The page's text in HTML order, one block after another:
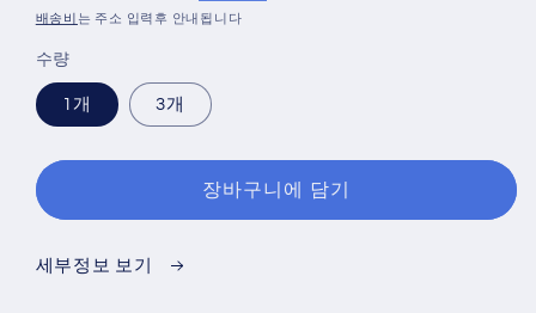
상
인
배송비 는 주소 입력후 안내됩니다
수량
1개 3개
장바구니에 담기
세부정보 보기